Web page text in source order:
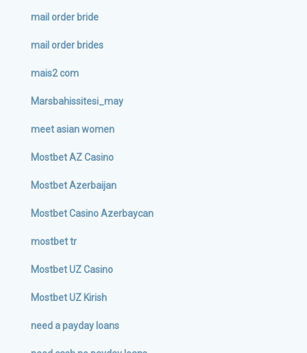
mail order bride
mail order brides
mais2 com
Marsbahissitesi_may
meet asian women
Mostbet AZ Casino
Mostbet Azerbaijan
Mostbet Casino Azerbaycan
mostbet tr
Mostbet UZ Casino
Mostbet UZ Kirish
need a payday loans